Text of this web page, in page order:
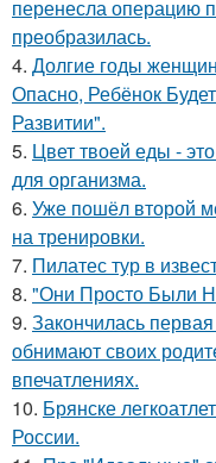
перенесла операцию
преобразилась.
4. Долгие годы
Опасно, Ребёнок
Развитии".
5. Цвет твоей еды -
для организма.
6. Уже пошёл второй
на тренировки.
7. Пилатес тур в
8. "Они Просто Были
9. Закончилась
обнимают своих
впечатлениях.
10. Брянске
России.